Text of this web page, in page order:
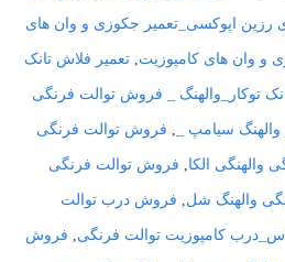
رزین اپوکسی_تعمیر جکوزی و وان های
و وان های کامپوزیت,تعمیر فلاش تانک
توکار_والهنگ _ فروش توالت فرنگی
سیامپ _ , فروش توالت فرنگی
والهنگی الکا, فروش توالت فرنگی
والهنگ شل, فروش درب توالت
کامپوزیت توالت فرنگی, فروش